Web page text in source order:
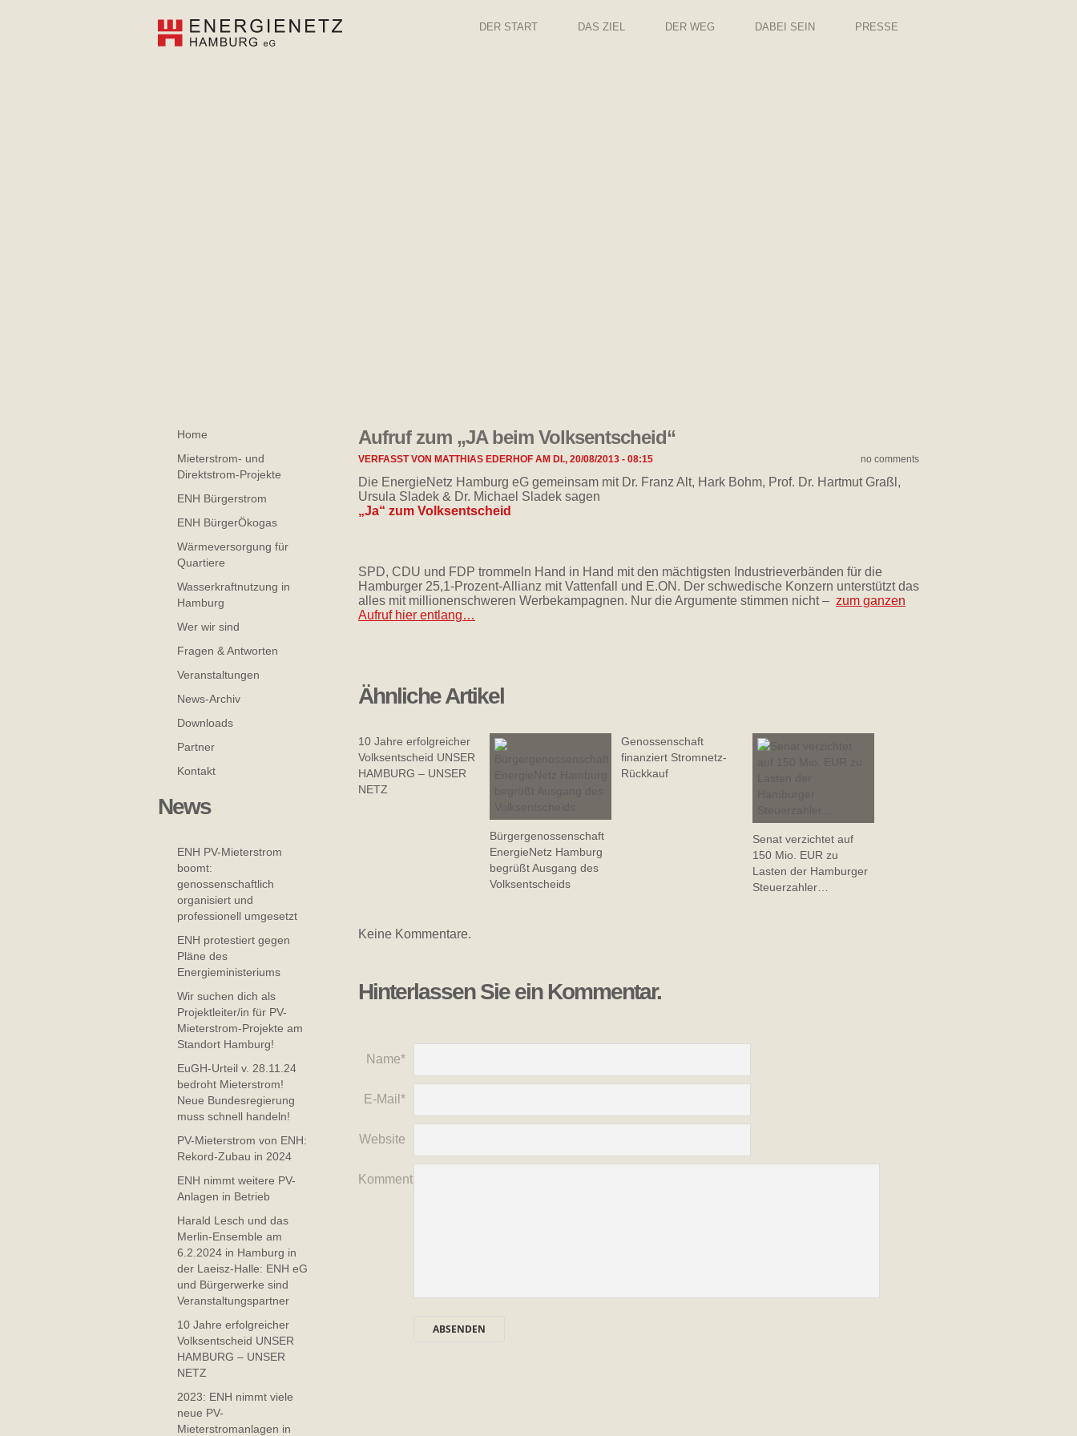
DER START DAS ZIEL DER WEG DABEI SEIN PRESSE
no comments
Aufruf zum „JA beim Volksentscheid“
VERFASST VON MATTHIAS EDERHOF AM DI., 20/08/2013 - 08:15
Die EnergieNetz Hamburg eG gemeinsam mit Dr. Franz Alt, Hark Bohm, Prof. Dr. Hartmut Graßl,
Ursula Sladek & Dr. Michael Sladek sagen
„Ja“ zum Volksentscheid
SPD, CDU und FDP trommeln Hand in Hand mit den mächtigsten Industrieverbänden für die
Hamburger 25,1-Prozent-Allianz mit Vattenfall und E.ON. Der schwedische Konzern unterstützt das
alles mit millionenschweren Werbekampagnen. Nur die Argumente stimmen nicht – zum ganzen
Aufruf hier entlang…
Ähnliche Artikel
10 Jahre erfolgreicher
Volksentscheid UNSER
HAMBURG – UNSER
NETZ
Bürgergenossenschaft
EnergieNetz Hamburg
begrüßt Ausgang des
Volksentscheids
Genossenschaft
finanziert Stromnetz-
Rückkauf
Senat verzichtet auf
150 Mio. EUR zu
Lasten der Hamburger
Steuerzahler…
Keine Kommentare.
Hinterlassen Sie ein Kommentar.
Name*
E-Mail*
Website
Kommentar
Home
Mieterstrom- und
Direktstrom-Projekte
ENH Bürgerstrom
ENH BürgerÖkogas
Wärmeversorgung für
Quartiere
Wasserkraftnutzung in
Hamburg
Wer wir sind
Fragen & Antworten
Veranstaltungen
News-Archiv
Downloads
Partner
Kontakt
News
ENH PV-Mieterstrom
boomt:
genossenschaftlich
organisiert und
professionell umgesetzt
ENH protestiert gegen
Pläne des
Energieministeriums
Wir suchen dich als
Projektleiter/in für PV-
Mieterstrom-Projekte am
Standort Hamburg!
EuGH-Urteil v. 28.11.24
bedroht Mieterstrom!
Neue Bundesregierung
muss schnell handeln!
PV-Mieterstrom von ENH:
Rekord-Zubau in 2024
ENH nimmt weitere PV-
Anlagen in Betrieb
Harald Lesch und das
Merlin-Ensemble am
6.2.2024 in Hamburg in
der Laeisz-Halle: ENH eG
und Bürgerwerke sind
Veranstaltungspartner
10 Jahre erfolgreicher
Volksentscheid UNSER
HAMBURG – UNSER
NETZ
2023: ENH nimmt viele
neue PV-
Mieterstromanlagen in